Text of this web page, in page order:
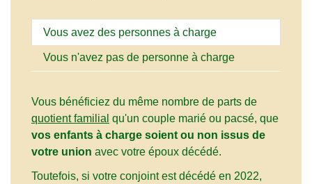
Vous avez des personnes à charge
Vous n'avez pas de personne à charge
Vous bénéficiez du même nombre de parts de
quotient familial qu'un couple marié ou pacsé, que
vos enfants à charge soient ou non issus de
votre union avec votre époux décédé.
Toutefois, si votre conjoint est décédé en 2022,